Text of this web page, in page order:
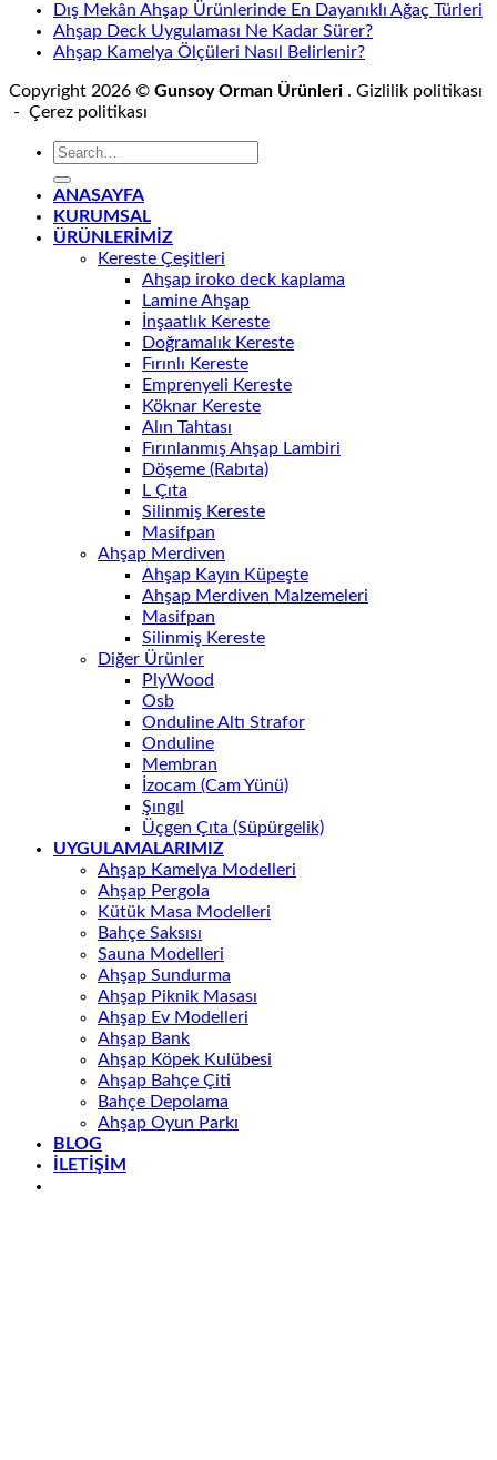
Dış Mekân Ahşap Ürünlerinde En Dayanıklı Ağaç Türleri
Ahşap Deck Uygulaması Ne Kadar Sürer?
Ahşap Kamelya Ölçüleri Nasıl Belirlenir?
Copyright 2026 © Gunsoy Orman Ürünleri . Gizlilik politikası
- Çerez politikası
ANASAYFA
KURUMSAL
ÜRÜNLERİMİZ
Kereste Çeşitleri
Ahşap iroko deck kaplama
Lamine Ahşap
İnşaatlık Kereste
Doğramalık Kereste
Fırınlı Kereste
Emprenyeli Kereste
Köknar Kereste
Alın Tahtası
Fırınlanmış Ahşap Lambiri
Döşeme (Rabıta)
L Çıta
Silinmiş Kereste
Masifpan
Ahşap Merdiven
Ahşap Kayın Küpeşte
Ahşap Merdiven Malzemeleri
Masifpan
Silinmiş Kereste
Diğer Ürünler
PlyWood
Osb
Onduline Altı Strafor
Onduline
Membran
İzocam (Cam Yünü)
Şıngıl
Üçgen Çıta (Süpürgelik)
UYGULAMALARIMIZ
Ahşap Kamelya Modelleri
Ahşap Pergola
Kütük Masa Modelleri
Bahçe Saksısı
Sauna Modelleri
Ahşap Sundurma
Ahşap Piknik Masası
Ahşap Ev Modelleri
Ahşap Bank
Ahşap Köpek Kulübesi
Ahşap Bahçe Çiti
Bahçe Depolama
Ahşap Oyun Parkı
BLOG
İLETİŞİM